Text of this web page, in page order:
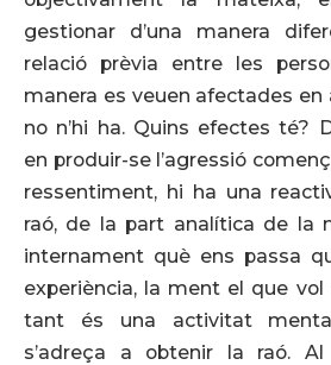
gestionar d’una manera
relació prèvia entre les
manera es veuen afectades en
no n’hi ha. Quins efectes té?
en produir-se l’agressió
ressentiment, hi ha una
raó, de la part analítica de la
internament què ens passa
experiència, la ment el que
tant és una activitat
s’adreça a obtenir la raó. Al